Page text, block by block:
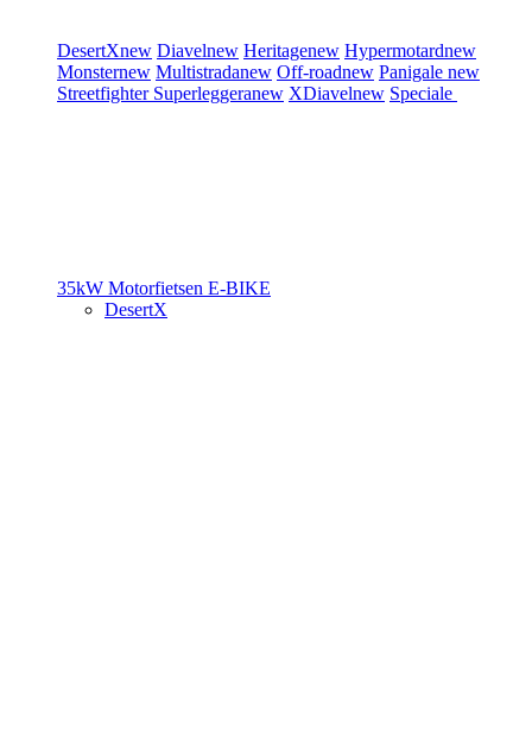
DesertXnew Diavelnew Heritagenew Hypermotardnew
Monsternew Multistradanew Off-roadnew Panigale new
Streetfighter Superleggeranew XDiavelnew Speciale
35kW Motorfietsen E-BIKE
DesertX